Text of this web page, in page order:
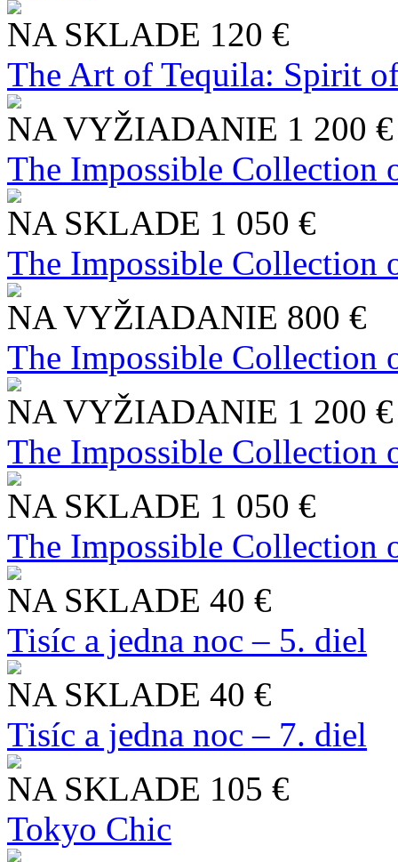
NA SKLADE 120 €
The Art of Tequila: Spirit
NA VYŽIADANIE 1 200 €
The Impossible Collection
NA SKLADE 1 050 €
The Impossible Collection
NA VYŽIADANIE 800 €
The Impossible Collection
NA VYŽIADANIE 1 200 €
The Impossible Collection
NA SKLADE 1 050 €
The Impossible Collection
NA SKLADE 40 €
Tisíc a jedna noc – 5. diel
NA SKLADE 40 €
Tisíc a jedna noc – 7. diel
NA SKLADE 105 €
Tokyo Chic